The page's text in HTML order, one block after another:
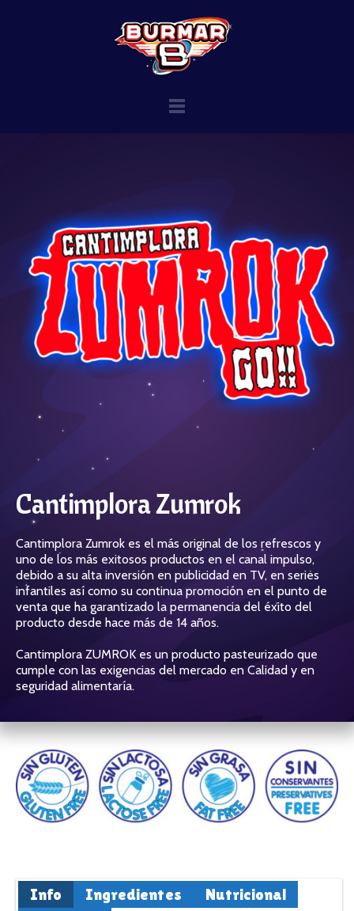
Cantimplora Zumrok
Cantimplora Zumrok es el más original de los refrescos y
uno de los más exitosos productos en el canal impulso,
debido a su alta inversión en publicidad en TV, en series
infantiles así como su continua promoción en el punto de
venta que ha garantizado la permanencia del éxito del
producto desde hace más de 14 años.
Cantimplora ZUMROK es un producto pasteurizado que
cumple con las exigencias del mercado en Calidad y en
seguridad alimentaría.
Info Ingredientes
Nutricional